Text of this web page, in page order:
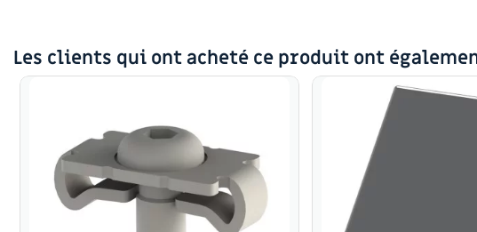
Les clients qui ont acheté ce produit ont